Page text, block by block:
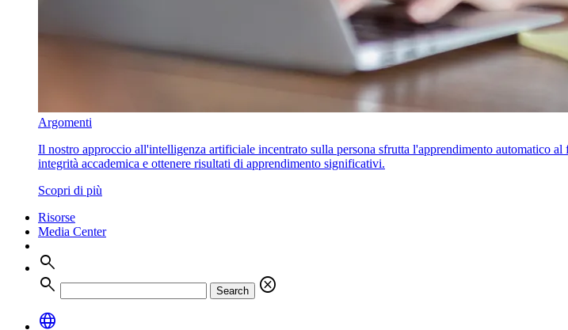
Argomenti
Il nostro approccio all'intelligenza artificiale incentrato sulla persona sfrutta l'apprendimento automatico
integrità accademica e ottenere risultati di apprendimento significativi.
Scopri di più
Risorse
Media Center
search
search
Search
cancel
language